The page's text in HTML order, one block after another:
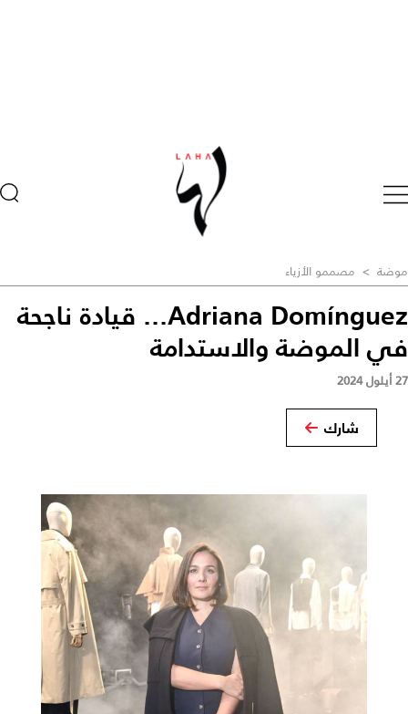
موضة > مصممو الأزياء
Adriana Domínguez... قيادة ناجحة
في الموضة والاستدامة
27 أيلول 2024
شارك